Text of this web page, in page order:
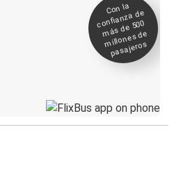
Con la
confianza de
más de 500
millones de
pasajeros